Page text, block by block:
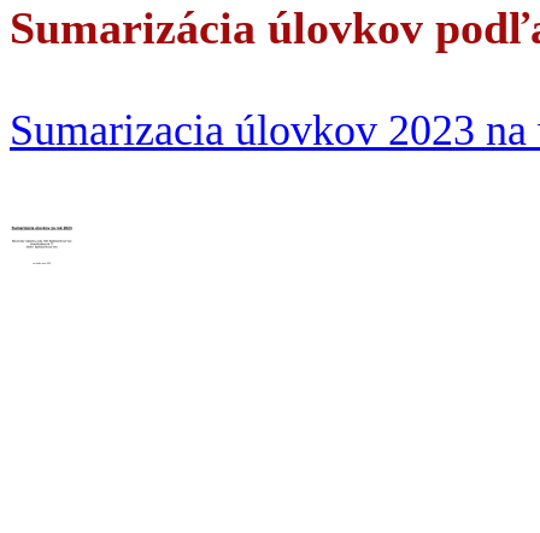
Sumarizácia úlovkov
Sumarizacia úlovkov 2023